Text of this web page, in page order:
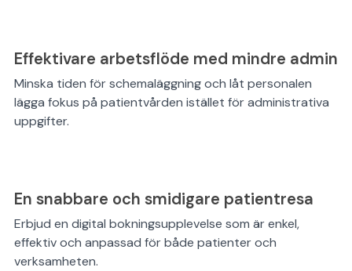
Effektivare arbetsflöde med mindre admin
Minska tiden för schemaläggning och låt personalen
lägga fokus på patientvården istället för administrativa
uppgifter.
En snabbare och smidigare patientresa
Erbjud en digital bokningsupplevelse som är enkel,
effektiv och anpassad för både patienter och
verksamheten.